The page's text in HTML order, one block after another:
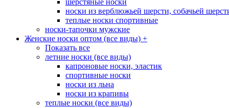
шерстяные носки
носки из верблюжьей шерсти, собачьей
теплые носки спортивные
носки-тапочки мужские
Женские носки оптом (все виды) +
Показать все
летние носки (все виды)
капроновые носки, эластик
спортивные носки
носки из льна
носки из крапивы
теплые носки (все виды)